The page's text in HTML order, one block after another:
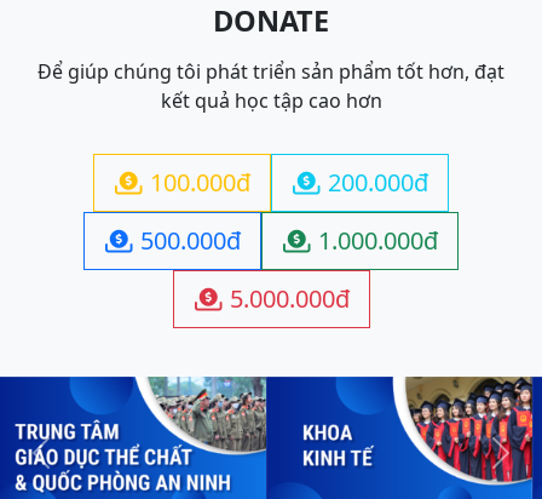
DONATE
Để giúp chúng tôi phát triển sản phẩm tốt hơn, đạt
kết quả học tập cao hơn
 100.000đ  200.000đ
 500.000đ  1.000.000đ
 5.000.000đ
Previous Next